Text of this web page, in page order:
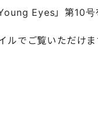
Eyes」第10
ルでご覧いただけま